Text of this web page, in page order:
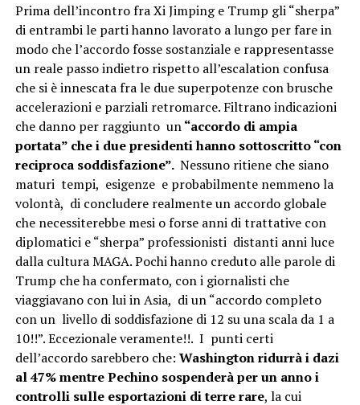
Prima dell’incontro fra Xi Jimping e Trump gli “sherpa”
di entrambi le parti hanno lavorato a lungo per fare in
modo che l’accordo fosse sostanziale e rappresentasse
un reale passo indietro rispetto all’escalation confusa
che si è innescata fra le due superpotenze con brusche
accelerazioni e parziali retromarce. Filtrano indicazioni
che danno per raggiunto un“accordo di ampia
portata” che i due presidenti hanno sottoscritto “con
reciproca soddisfazione”. Nessuno ritiene che siano
maturi tempi, esigenze e probabilmente nemmeno la
volontà, di concludere realmente un accordo globale
che necessiterebbe mesi o forse anni di trattative con
diplomatici e “sherpa” professionisti distanti anni luce
dalla cultura MAGA. Pochi hanno creduto alle parole di
Trump che ha confermato, con i giornalisti che
viaggiavano con lui in Asia, di un “accordo completo
con un livello di soddisfazione di 12 su una scala da 1 a
10!!”. Eccezionale veramente!!. I punti certi
dell’accordo sarebbero che: Washington ridurrà i dazi
al 47% mentre Pechino sospenderà per un anno i
controlli sulle esportazioni di terre rare, la cui